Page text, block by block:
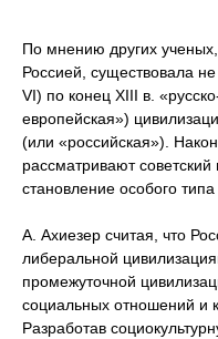
По мнению других
Россией, существовала
VI) по конец XIII в.
европейская»)
(или «российская»).
рассматривают
становление особого типа
А. Ахиезер считая, что
либеральной
промежуточной
социальных отношений и
Разработав